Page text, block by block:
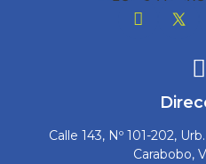
Calle 143, Nº 101-202,
Carabobo,